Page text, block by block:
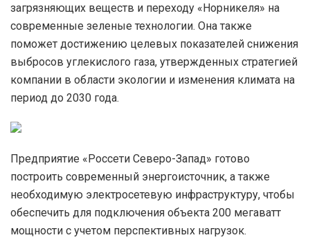
загрязняющих веществ и переходу «Норникеля» на
современные зеленые технологии. Она также
поможет достижению целевых показателей снижения
выбросов углекислого газа, утвержденных стратегией
компании в области экологии и изменения климата на
период до 2030 года.
Предприятие «Россети Северо-Запад» готово
построить современный энергоисточник, а также
необходимую электросетевую инфраструктуру, чтобы
обеспечить для подключения объекта 200 мегаватт
мощности с учетом перспективных нагрузок.